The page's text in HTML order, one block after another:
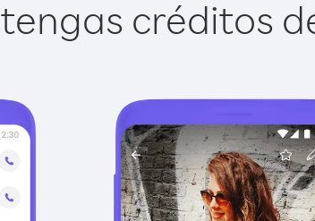
créditos